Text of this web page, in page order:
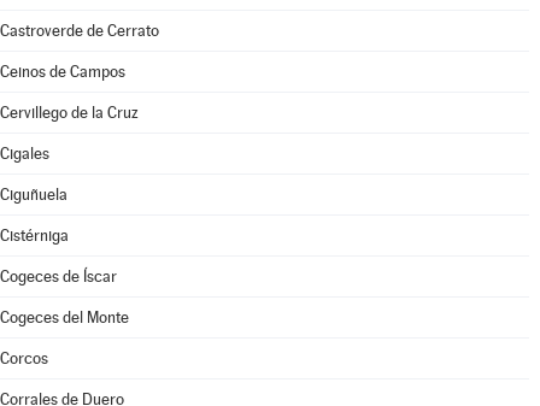
Castroverde de Cerrato
Ceinos de Campos
Cervillego de la Cruz
Cigales
Ciguñuela
Cistérniga
Cogeces de Íscar
Cogeces del Monte
Corcos
Corrales de Duero